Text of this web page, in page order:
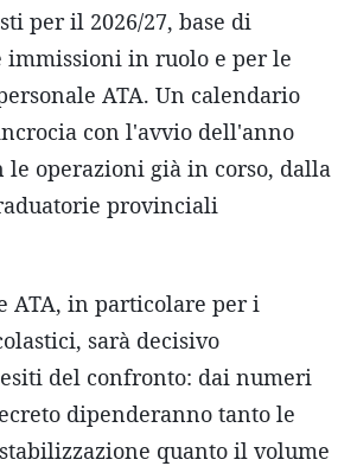
per il 2026/27, base di
immissioni in ruolo e per le
ATA. Un calendario
con l'avvio dell'anno
le operazioni già in corso, dalla
provinciali
ATA, in particolare per i
sarà decisivo
del confronto: dai numeri
dipenderanno tanto le
quanto il volume